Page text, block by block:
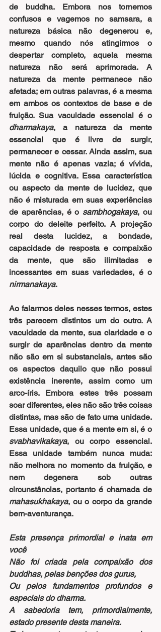
de buddha. Embora nos tornemos
confusos e vagemos no samsara, a
natureza básica não degenerou e,
mesmo quando nós atingirmos o
despertar completo, aquela mesma
natureza não será aprimorada. A
natureza da mente permanece não
afetada; em outras palavras, é a mesma
em ambos os contextos de base e de
dharmakaya, a natureza da mente
essencial que é livre de surgir,
permanecer e cessar. Ainda assim, sua
mente não é apenas vazia; é vívida,
lúcida e cognitiva. Essa característica
ou aspecto da mente de lucidez, que
não é misturada em suas experiências
de aparências, é o sambhogakaya, ou
corpo do deleite perfeito. A projeção
real desta lucidez, a bondade,
capacidade de resposta e compaixão
da mente, que são ilimitadas e
nirmanakaya.
Ao falarmos deles nesses termos, estes
três parecem distintos um do outro. A
vacuidade da mente, sua claridade e o
surgir de aparências dentro da mente
não são em si substanciais, antes são
os aspectos daquilo que não possui
existência inerente, assim como um
arco-íris. Embora estes três possam
soar diferentes, eles não são três coisas
distintas, mas são de fato uma unidade.
svabhavikakaya, ou corpo essencial.
Essa unidade também nunca muda:
não melhora no momento da fruição, e
nem degenera sob outras
mahasukhakaya, ou o corpo da grande
bem-aventurança.
Esta presença primordial e inata em
você
Não foi criada pela compaixão dos
buddhas, pelas benções dos gurus,
Ou pelos fundamentos profundos e
especiais do dharma.
A sabedoria tem, primordialmente,
estado presente desta maneira.